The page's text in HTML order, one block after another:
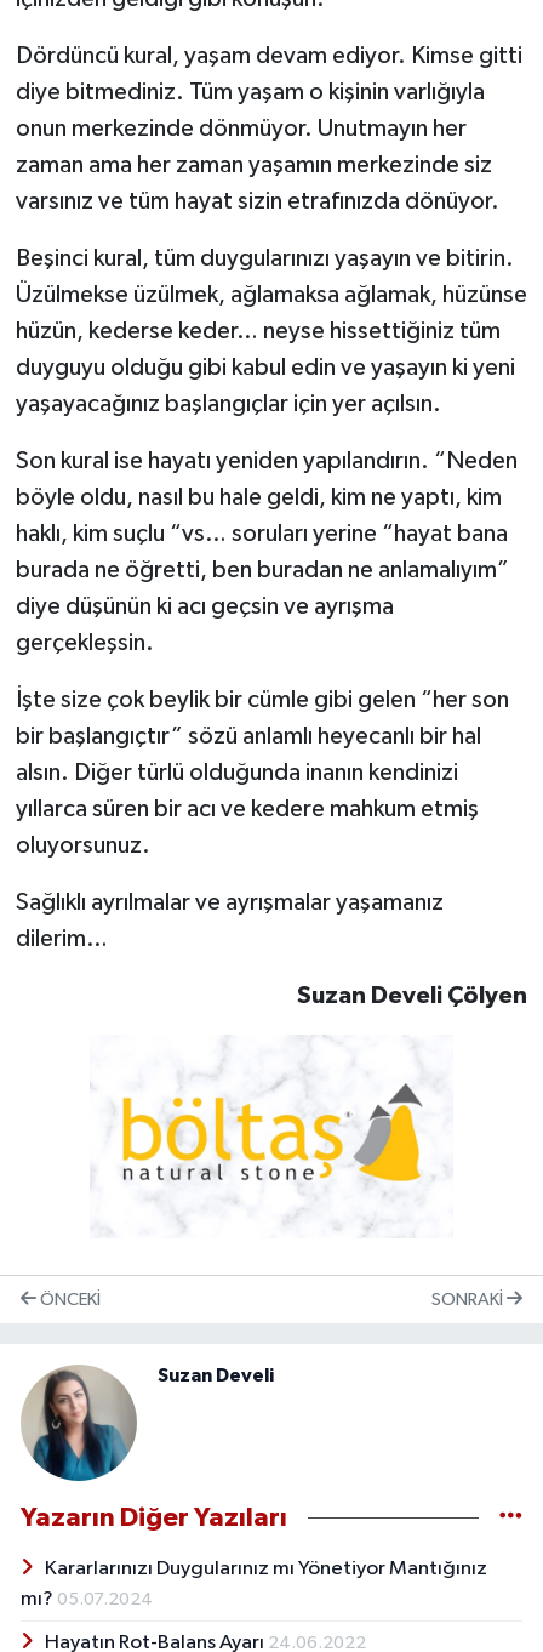
Dördüncü kural, yaşam devam ediyor. Kimse gitti
diye bitmediniz. Tüm yaşam o kişinin varlığıyla
onun merkezinde dönmüyor. Unutmayın her
zaman ama her zaman yaşamın merkezinde siz
varsınız ve tüm hayat sizin etrafınızda dönüyor.
Beşinci kural, tüm duygularınızı yaşayın ve bitirin.
Üzülmekse üzülmek, ağlamaksa ağlamak, hüzünse
hüzün, kederse keder… neyse hissettiğiniz tüm
duyguyu olduğu gibi kabul edin ve yaşayın ki yeni
yaşayacağınız başlangıçlar için yer açılsın.
Son kural ise hayatı yeniden yapılandırın. “Neden
böyle oldu, nasıl bu hale geldi, kim ne yaptı, kim
haklı, kim suçlu “vs… soruları yerine “hayat bana
burada ne öğretti, ben buradan ne anlamalıyım”
diye düşünün ki acı geçsin ve ayrışma
gerçekleşsin.
İşte size çok beylik bir cümle gibi gelen “her son
bir başlangıçtır” sözü anlamlı heyecanlı bir hal
alsın. Diğer türlü olduğunda inanın kendinizi
yıllarca süren bir acı ve kedere mahkum etmiş
oluyorsunuz.
Sağlıklı ayrılmalar ve ayrışmalar yaşamanız
dilerim…
Suzan Develi Çölyen
ÖNCEKI SONRAKI
Suzan Develi
Yazarın Diğer Yazıları
Kararlarınızı Duygularınız mı Yönetiyor Mantığınız
mı? 05.07.2024
Hayatın Rot-Balans Ayarı 24.06.2022